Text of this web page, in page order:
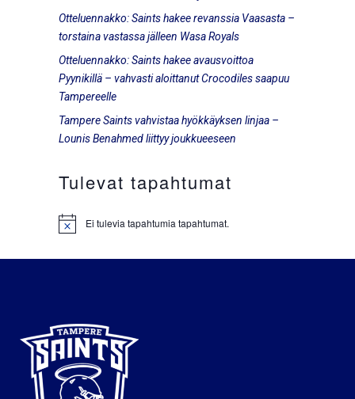
Otteluennakko: Saints hakee revanssia Vaasasta –
torstaina vastassa jälleen Wasa Royals
Otteluennakko: Saints hakee avausvoittoa
Pyynikillä – vahvasti aloittanut Crocodiles saapuu
Tampereelle
Tampere Saints vahvistaa hyökkäyksen linjaa –
Lounis Benahmed liittyy joukkueeseen
Tulevat tapahtumat
Notice Ei tulevia tapahtumia tapahtumat.